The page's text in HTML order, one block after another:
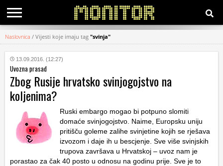
KATEGORIJE
HRVATSKI
WEB
Naslovnica / Vijesti koje imaju tag "svinja"
13.09.2016. (12:27)
Uvozna prasad
Zbog Rusije hrvatsko svinjogojstvo na
koljenima?
Ruski embargo mogao bi potpuno slomiti
domaće svinjogojstvo. Naime, Europsku uniju
pritišču goleme zalihe svinjetine kojih se rješava
izvozom i daje ih u bescjenje. Sve više svinjskih
trupova završava u Hrvatskoj – uvoz nam je
porastao za čak 40 posto u odnosu na godinu prije. Sve je to